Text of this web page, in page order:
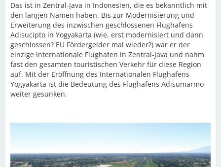
Das ist in Zentral-Java in Indonesien, die es bekanntlich mit
den langen Namen haben. Bis zur Modernisierung und
Erweiterung des inzwischen geschlossenen Flughafens
Adisucipto in Yogyakarta (wie, erst modernisiert und dann
geschlossen? EU Fördergelder mal wieder?) war er der
einzige internationale Flughafen in Zentral-Java und nahm
fast den gesamten touristischen Verkehr für diese Region
auf. Mit der Eröffnung des Internationalen Flughafens
Yogyakarta ist die Bedeutung des Flughafens Adisumarmo
weiter gesunken.